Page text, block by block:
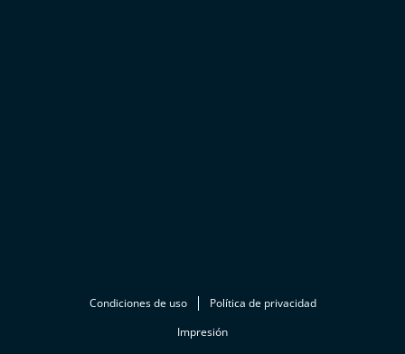
Condiciones de uso
Política de privacidad
Impresión